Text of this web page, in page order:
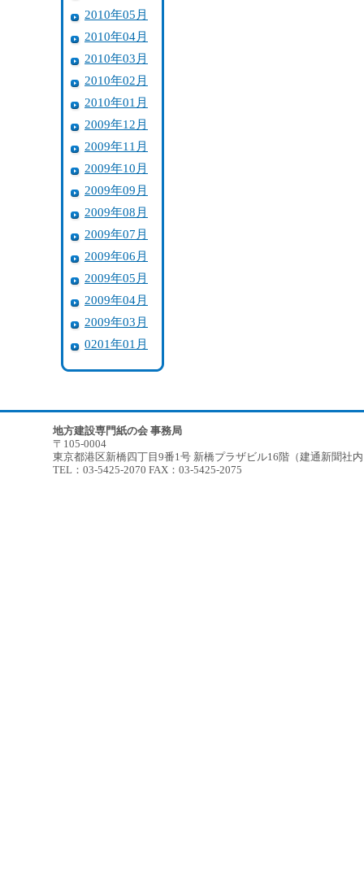
2010年05月
2010年04月
2010年03月
2010年02月
2010年01月
2009年12月
2009年11月
2009年10月
2009年09月
2009年08月
2009年07月
2009年06月
2009年05月
2009年04月
2009年03月
0201年01月
地方建設専門紙の会 事務局
〒105-0004
東京都港区新橋四丁目9番1号 新橋プラザビル16階（建通新聞社
TEL：03-5425-2070 FAX：03-5425-2075